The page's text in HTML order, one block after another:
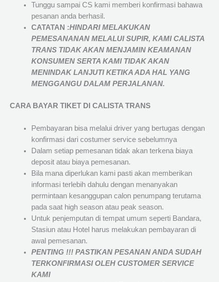
Tunggu sampai CS kami memberi konfirmasi bahawa
pesanan anda berhasil.
CATATAN :HINDARI MELAKUKAN
PEMESANANAN MELALUI SUPIR, KAMICALISTA
TRANSTIDAK AKAN MENJAMINKEAMANAN
KONSUMEN SERTA KAMI TIDAK AKAN
MENINDAK LANJUTI KETIKA ADA HAL YANG
MENGGANGU DALAM PERJALANAN.
CARA BAYAR TIKET DI CALISTA TRANS
Pembayaran bisa melalui driver yang bertugas dengan
konfirmasi dari costumer service sebelumnya
Dalam setiap pemesanan tidak akan terkena biaya
deposit atau biaya pemesanan.
Bila mana diperlukan kami pasti akan memberikan
informasi terlebih dahulu dengan menanyakan
permintaan kesanggupan calon penumpang terutama
pada saat high season atau peak season.
Untuk penjemputan di tempat umum seperti Bandara,
Stasiun atau Hotel harus melakukan pembayaran di
awal pemesanan.
PENTING !!! PASTIKAN PESANAN ANDA SUDAH
TERKONFIRMASI OLEH CUSTOMER SERVICE
KAMI